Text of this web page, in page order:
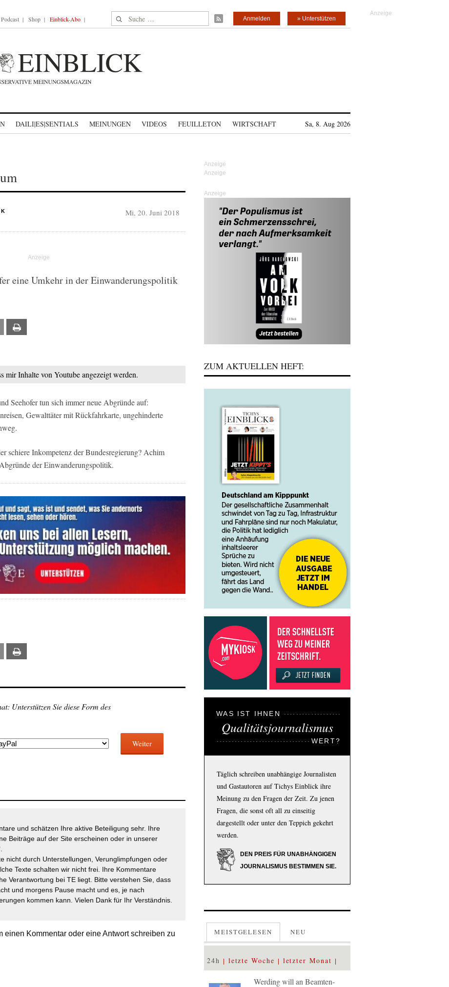
Podcast Shop Einblick-Abo Suche nach: » Unterstützen
Anmelden
DAILI|ES|SENTIALS MEINUNGEN VIDEOS FEUILLETON WIRTSCHAFT Sa, 8. Aug 2026
Mi, 20. Juni 2018
eine Umkehr in der Einwanderungspolitik
Email
mir Inhalte von Youtube angezeigt werden.
Seehofer tun sich immer neue Abgründe auf:
Gewalttäter mit Rückfahrkarte, ungehinderte
schiere Inkompetenz der Bundesregierung? Achim
der Einwanderungspolitik.
Email
Unterstützen Sie diese Form des
Weiter
und schätzen Ihre aktive Beteiligung sehr. Ihre
Beiträge auf der Site erscheinen oder in unserer
nicht durch Unterstellungen, Verunglimpfungen oder
Texte schalten wir nicht frei. Ihre Kommentare
Verantwortung bei TE liegt. Bitte verstehen Sie, dass
und morgens Pause macht und es, je nach
kommen kann. Vielen Dank für Ihr Verständnis.
einen Kommentar oder eine Antwort schreiben zu
Anzeige
ZUM AKTUELLEN HEFT:
WAS IST IHNEN
Qualitätsjournalismus
WERT?
Täglich schreiben unabhängige Journalisten
und Gastautoren auf Tichys Einblick ihre
Meinung zu den Fragen der Zeit. Zu jenen
Fragen, die sonst oft all zu einseitig
dargestellt oder unter den Teppich gekehrt
werden.
DEN PREIS FÜR UNABHÄNGIGEN
JOURNALISMUS BESTIMMEN SIE.
MEISTGELESEN NEU
24h letzte Woche letzter Monat
Werding will an Beamten-